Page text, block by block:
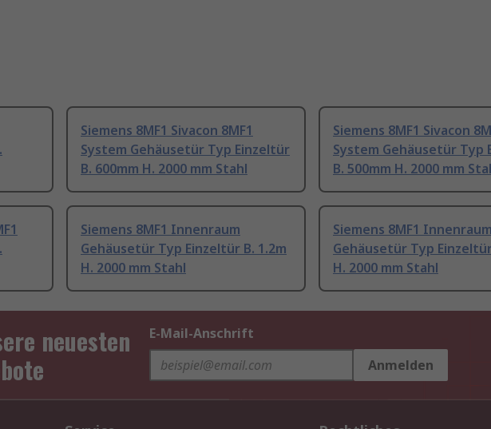
Siemens 8MF1 Sivacon 8MF1
System Gehäusetür Typ Einzeltür
B. 600mm H. 2000 mm Stahl
Siemens 8MF1 Sivacon
System Gehäusetür Typ
B. 500mm H. 2000 mm
Siemens 8MF1 Innenraum
Gehäusetür Typ Einzeltür B. 1.2m
H. 2000 mm Stahl
Siemens 8MF1 Innenraum
Gehäusetür Typ
H. 2000 mm Stahl
neuesten
E-Mail-Anschrift
Anmelden